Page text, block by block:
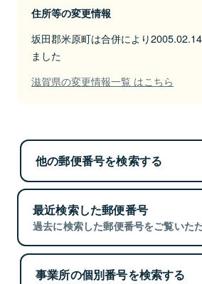
住所等の変更情報
坂田郡米原町は合併により
ました
滋賀県の変更情報一覧 はこちら
他の郵便番号を検索する
最近検索した郵便番号
過去に検索した郵便番号をご覧いた
事業所の個別番号を検索する